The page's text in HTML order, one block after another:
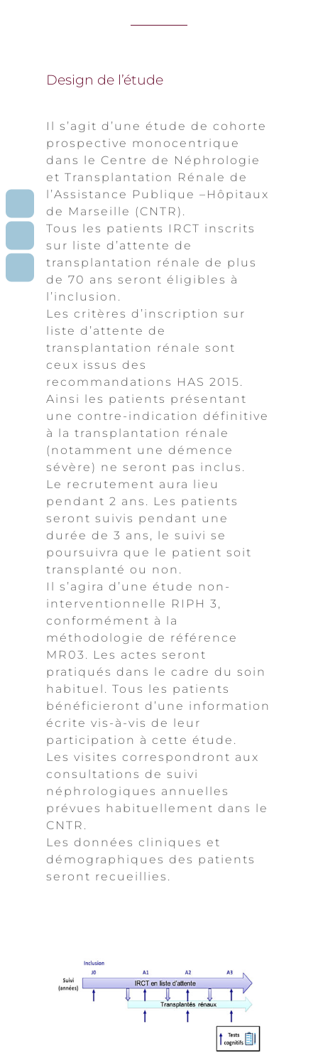
RDV
CONSULTATION
CONTACT
BOURSE
CONTACT
PATIENTS
Design de l’étude
Il s’agit d’une étude de cohorte
prospective monocentrique
dans le Centre de Néphrologie
et Transplantation Rénale de
l’Assistance Publique –Hôpitaux
de Marseille (CNTR).
Tous les patients IRCT inscrits
sur liste d’attente de
transplantation rénale de plus
de 70 ans seront éligibles à
l’inclusion.
Les critères d’inscription sur
liste d’attente de
transplantation rénale sont
ceux issus des
recommandations HAS 2015.
Ainsi les patients présentant
une contre-indication définitive
à la transplantation rénale
(notamment une démence
sévère) ne seront pas inclus.
Le recrutement aura lieu
pendant 2 ans. Les patients
seront suivis pendant une
durée de 3 ans, le suivi se
poursuivra que le patient soit
transplanté ou non.
Il s’agira d’une étude non-
interventionnelle RIPH 3,
conformément à la
méthodologie de référence
MR03. Les actes seront
pratiqués dans le cadre du soin
habituel. Tous les patients
bénéficieront d’une information
écrite vis-à-vis de leur
participation à cette étude.
Les visites correspondront aux
consultations de suivi
néphrologiques annuelles
prévues habituellement dans le
CNTR.
Les données cliniques et
démographiques des patients
seront recueillies.